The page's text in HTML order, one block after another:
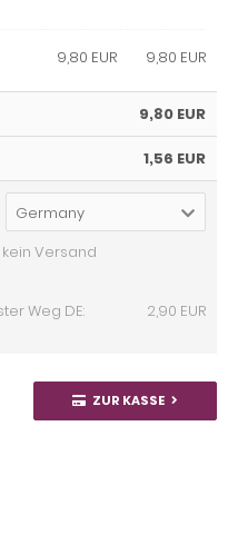
9,80 EUR
9,80 EUR
9,80 EUR
1,56 EUR
Germany
Versand
Weg DE:
2,90 EUR
ZUR KASSE